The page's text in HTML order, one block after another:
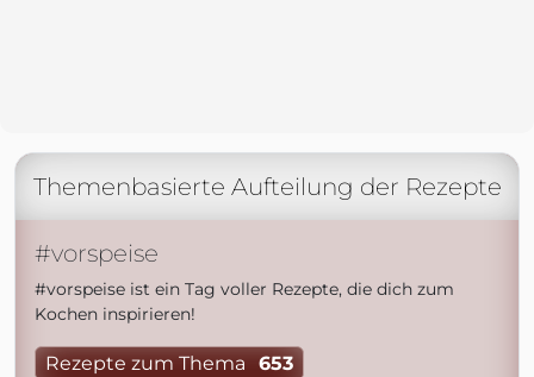
Themenbasierte Aufteilung der Rezepte
#vorspeise
#vorspeise ist ein Tag voller Rezepte, die dich zum
Kochen inspirieren!
Rezepte zum Thema 653